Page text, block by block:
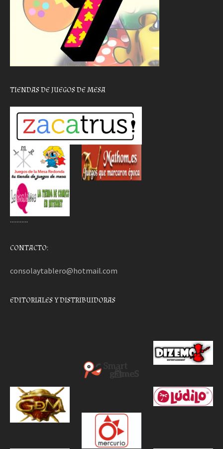
TIENDAS DE JUEGOS DE MESA
………..
CONTACTO:
consolaytablero@hotmail.com
EDITORIALES Y DISTRIBUIDORAS